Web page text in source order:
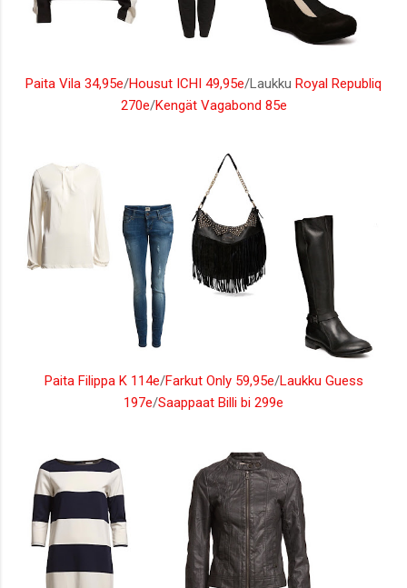
Paita Vila 34,95e/Housut ICHI 49,95e/Laukku Royal Republiq
270e/Kengät Vagabond 85e
Paita Filippa K 114e/Farkut Only 59,95e/Laukku Guess
197e/Saappaat Billi bi 299e